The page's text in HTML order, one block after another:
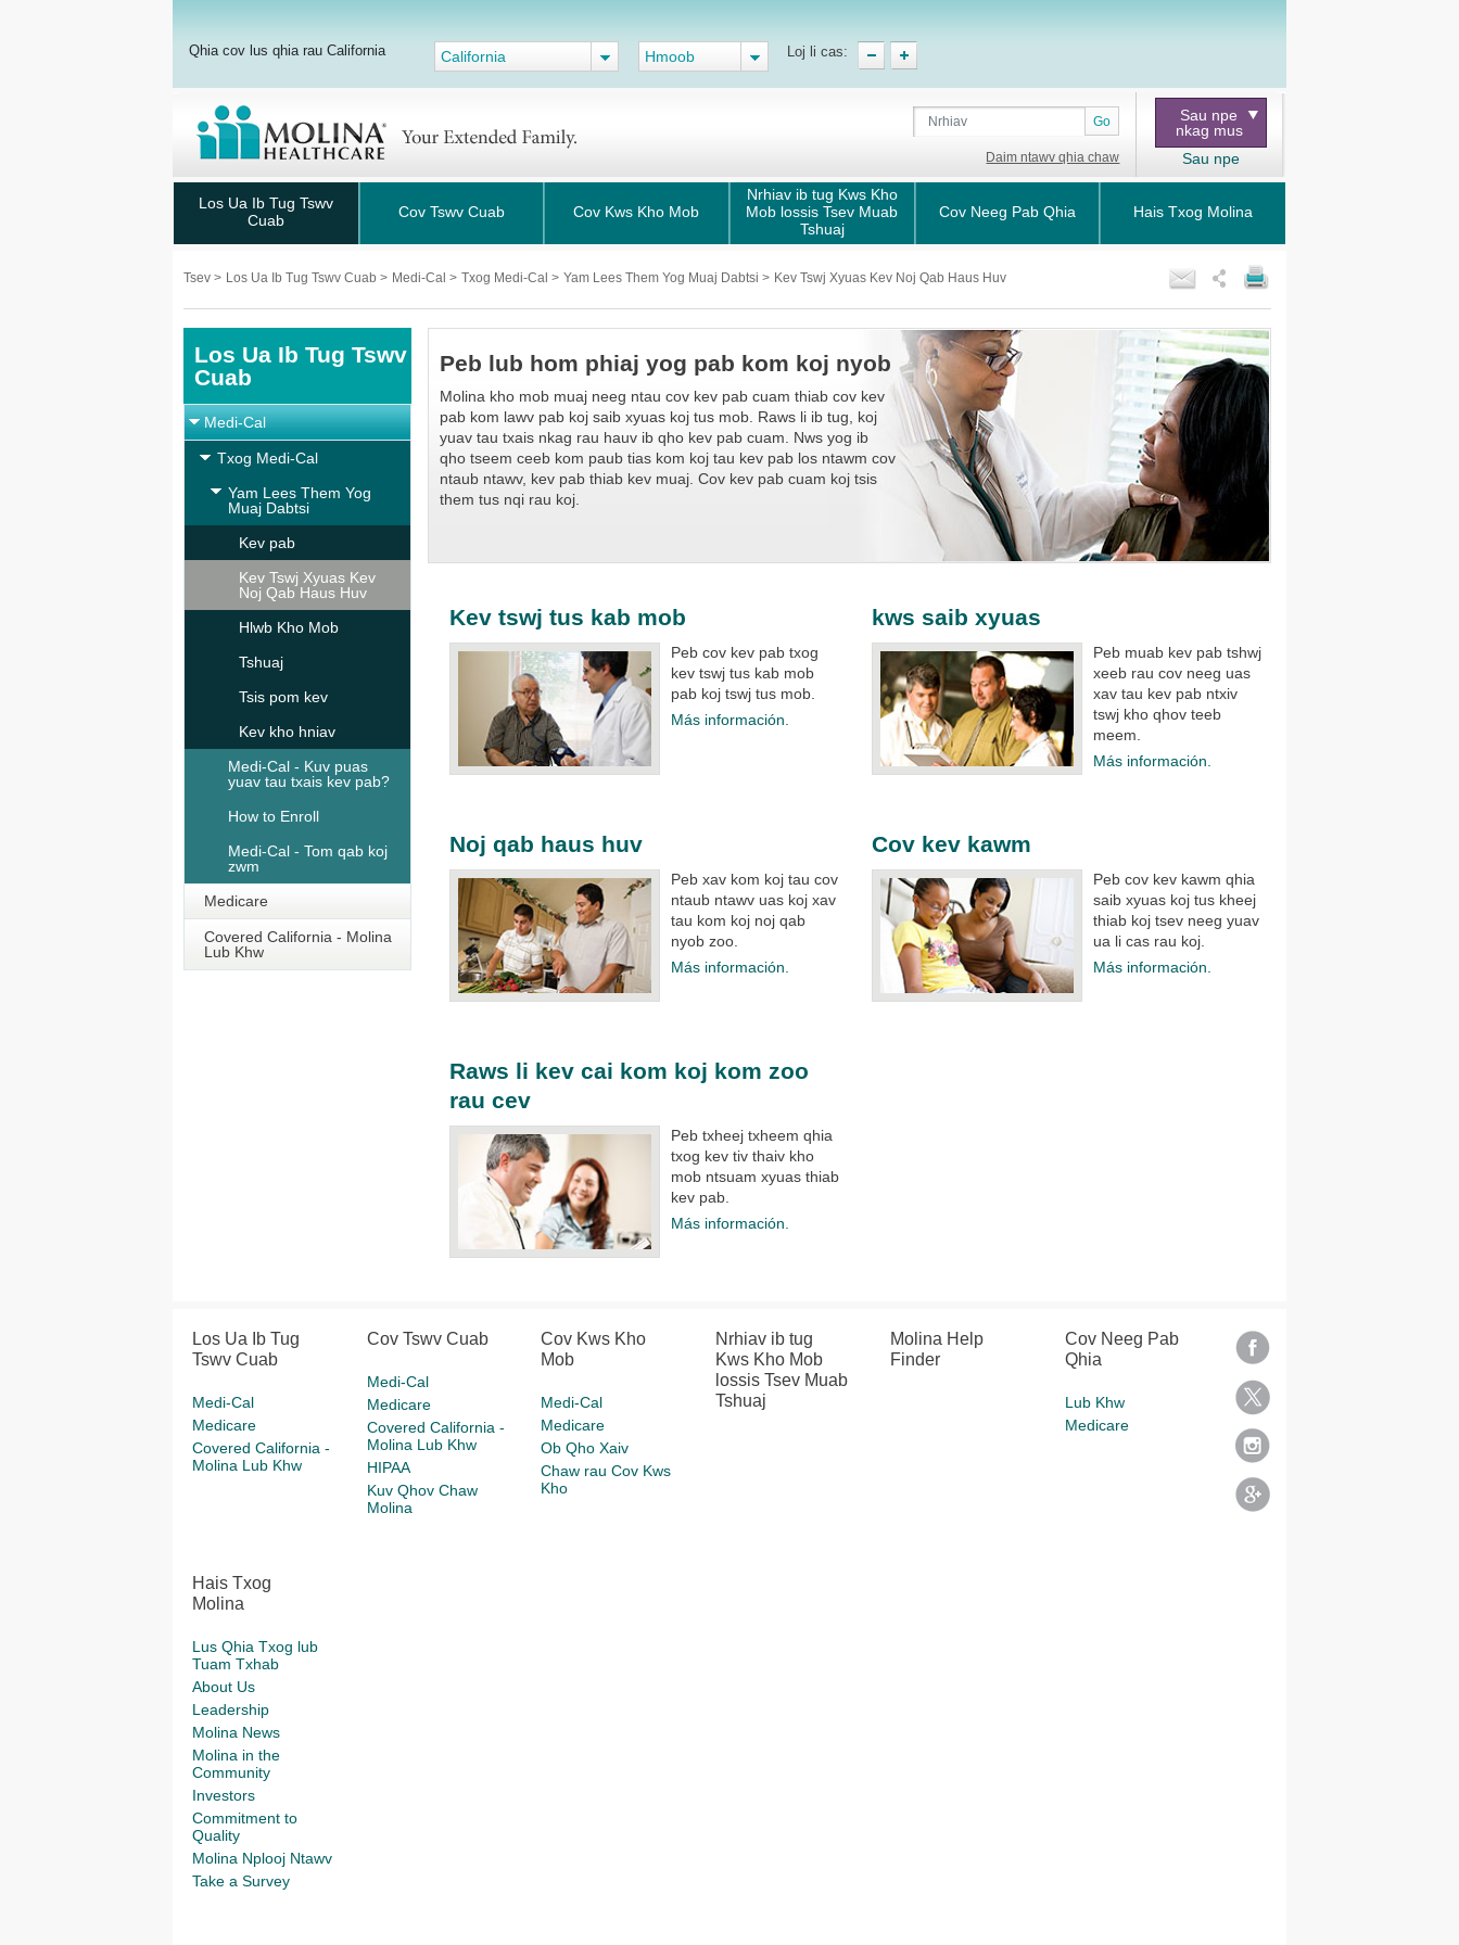
Qhia cov lus qhia rau California California Hmoob Loj li cas:
Go
Daim ntawv qhia chaw
Sau npe
nkag mus
Sau npe
Los Ua Ib Tug Tswv
Cuab
Cov Tswv Cuab Cov Kws Kho Mob
Nrhiav ib tug Kws Kho
Mob lossis Tsev Muab
Tshuaj
Cov Neeg Pab Qhia Hais Txog Molina
Tsev > Los Ua Ib Tug Tswv Cuab > Medi-Cal > Txog Medi-Cal > Yam Lees Them Yog Muaj Dabtsi > Kev Tswj Xyuas Kev Noj Qab Haus Huv
Los Ua Ib Tug Tswv
Cuab
Medi-Cal
Txog Medi-Cal
Yam Lees Them Yog
Muaj Dabtsi
Kev pab
Kev Tswj Xyuas Kev
Noj Qab Haus Huv
Hlwb Kho Mob
Tshuaj
Tsis pom kev
Kev kho hniav
Medi-Cal - Kuv puas
yuav tau txais kev pab?
How to Enroll
Medi-Cal - Tom qab koj
zwm
Medicare
Covered California - Molina
Lub Khw
Peb lub hom phiaj yog pab kom koj nyob
Molina kho mob muaj neeg ntau cov kev pab cuam thiab cov kev
pab kom lawv pab koj saib xyuas koj tus mob. Raws li ib tug, koj
yuav tau txais nkag rau hauv ib qho kev pab cuam. Nws yog ib
qho tseem ceeb kom paub tias kom koj tau kev pab los ntawm cov
ntaub ntawv, kev pab thiab kev muaj. Cov kev pab cuam koj tsis
them tus nqi rau koj.
Kev tswj tus kab mob
Peb cov kev pab txog
kev tswj tus kab mob
pab koj tswj tus mob.​
Más información.
kws saib xyuas
Peb muab kev pab tshwj
xeeb rau cov neeg uas
xav tau kev pab ntxiv
tswj kho qhov teeb
meem.
Más información.
Noj qab haus huv
Peb xav kom koj tau cov
ntaub ntawv uas koj xav
tau kom koj noj qab
nyob zoo.​
Más información.
Cov kev kawm
Peb cov kev kawm qhia
saib xyuas koj tus kheej
thiab koj tsev neeg yuav
ua li cas rau koj.​
Más información.
Raws li kev cai kom koj kom zoo
rau cev
Peb txheej txheem qhia
txog kev tiv thaiv kho
mob ntsuam xyuas thiab
kev pab.​
Más información.
Los Ua Ib Tug
Tswv Cuab
Medi-Cal
Medicare
Covered California -
Molina Lub Khw
Cov Tswv Cuab
Medi-Cal
Medicare
Covered California -
Molina Lub Khw
HIPAA
Kuv Qhov Chaw
Molina
Cov Kws Kho
Mob
Medi-Cal
Medicare
Ob Qho Xaiv
Chaw rau Cov Kws
Kho
Nrhiav ib tug
Kws Kho Mob
lossis Tsev Muab
Tshuaj
Molina Help
Finder
Cov Neeg Pab
Qhia
Lub Khw
Medicare
Hais Txog
Molina
Lus Qhia Txog lub
Tuam Txhab
About Us
Leadership
Molina News
Molina in the
Community
Investors
Commitment to
Quality
Molina Nplooj Ntawv
Take a Survey